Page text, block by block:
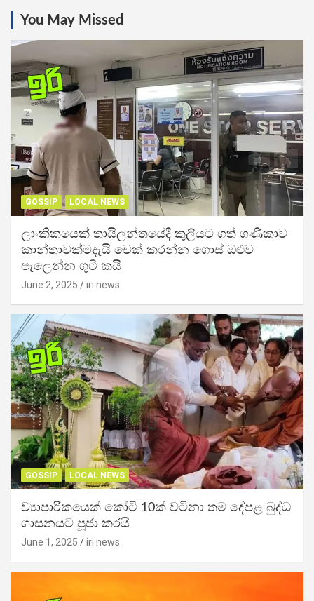
You May Missed
GOSSIP LOCAL NEWS
ලාංකිකයෙක් තායිලන්තයේදී කුලියට ගත් ගණිකාව
කාන්තාවක්මදැයි චෙක් කරන්න ගොස් ඔළුව
පැලෙන්න ගුටි කයි
June 2, 2025 iri news
GOSSIP LOCAL NEWS
ව්‍යාපාරිකයෙක් කෝටි 10ක් වටිනා තම දේපළ බුද්ධ
ශාසනයට පූජා කරයි
June 1, 2025 iri news